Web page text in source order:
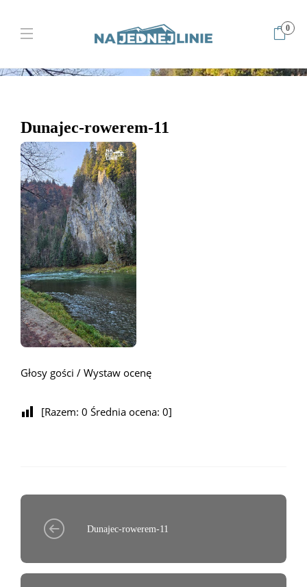
0
Home
Najpiękniejsza trasa rowerowa? Dunajec-Czerwony Klasztor i
Dunajec-rowerem-11
Dunajec-rowerem-11
Głosy gości / Wystaw ocenę
[Razem: 0 Średnia ocena: 0]
Dunajec-rowerem-11